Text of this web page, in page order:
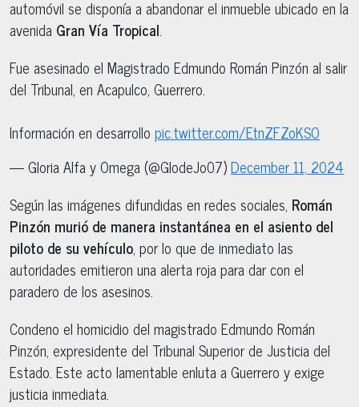
automóvil se disponía a abandonar el inmueble ubicado en la
avenida Gran Vía Tropical.
Fue asesinado el Magistrado Edmundo Román Pinzón al salir
del Tribunal, en Acapulco, Guerrero.
Información en desarrollo pic.twitter.com/EtnZFZoKSO
— Gloria Alfa y Omega (@GlodeJo07)December 11, 2024
Según las imágenes difundidas en redes sociales, Román
Pinzón murió de manera instantánea en el asiento del
piloto de su vehículo, por lo que de inmediato las
autoridades emitieron una alerta roja para dar con el
paradero de los asesinos.
Condeno el homicidio del magistrado Edmundo Román
Pinzón, expresidente del Tribunal Superior de Justicia del
Estado. Este acto lamentable enluta a Guerrero y exige
justicia inmediata.